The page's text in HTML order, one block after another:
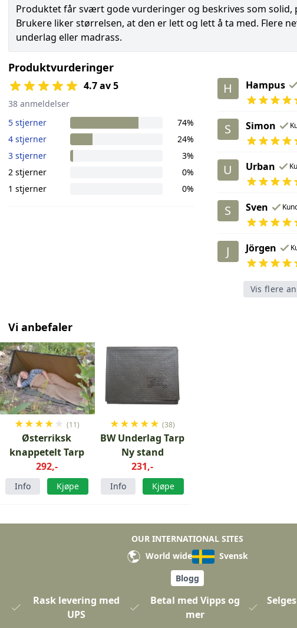
Produktet får svært gode vurderinger og beskrives som
Brukere liker størrelsen, at den er lett og lett å ta med. Flere
underlag eller madrass.
Produktvurderinger
4.7 av 5
38 anmeldelser
5 stjerner
74%
4 stjerner
24%
3 stjerner
3%
2 stjerner
0%
1 stjerner
0%
H Hampus
S Simon
U Urban
S Sven
J Jörgen
Vis flere
Vi anbefaler
★★★★ ★ (11)
Østerriksk
knappetelt Tarp
292,-
Info Kjøpe
★★★★★ (38)
BW Underlag Tarp
Ny stand
231,-
Info Kjøpe
OUR INTERNATIONAL SITES
World wide
Svensk
Blogg
Rask levering med
UPS
Betal med Vipps og
mer